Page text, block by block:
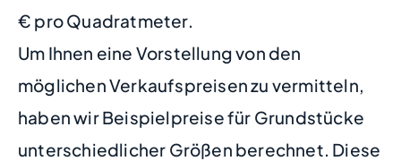
€ pro Quadratmeter.
Um Ihnen eine Vorstellung von den
möglichen Verkaufspreisen zu vermitteln,
haben wir Beispielpreise für Grundstücke
unterschiedlicher Größen berechnet. Diese